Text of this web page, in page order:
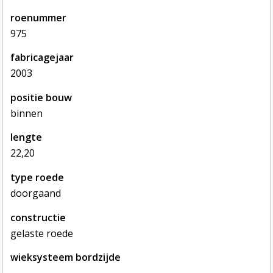
roenummer
975
fabricagejaar
2003
positie bouw
binnen
lengte
22,20
type roede
doorgaand
constructie
gelaste roede
wieksysteem bordzijde